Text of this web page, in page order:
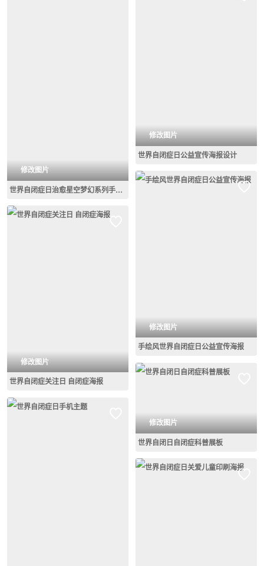
修改图片
世界自闭症日治愈星空梦幻系列手机海报
修改图片
世界自闭症关注日 自闭症海报
修改图片
世界自闭症日公益宣传海报设计
修改图片
手绘风世界自闭症日公益宣传海报
修改图片
世界自闭日自闭症科普展板